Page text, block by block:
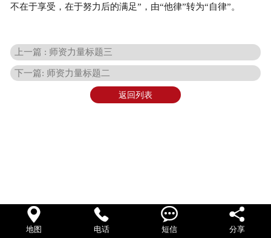
不在于享受，在于努力后的满足”，由“他律”转为“自律”。
上一篇 : 师资力量标题三
下一篇: 师资力量标题二
返回列表

地图

电话

短信

分享